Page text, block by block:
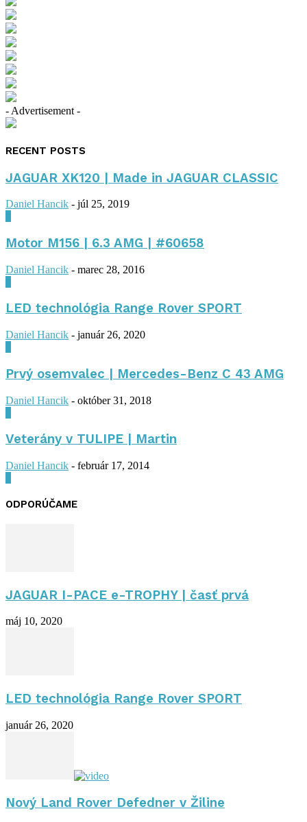
- Advertisement -
RECENT POSTS
JAGUAR XK120 | Made in JAGUAR CLASSIC
Daniel Hancik - júl 25, 2019
Motor M156 | 6.3 AMG | #60658
Daniel Hancik - marec 28, 2016
LED technológia Range Rover SPORT
Daniel Hancik - január 26, 2020
Prvý osemvalec | Mercedes-Benz C 43 AMG
Daniel Hancik - október 31, 2018
Veterány v TULIPE | Martin
Daniel Hancik - február 17, 2014
ODPORÚČAME
JAGUAR I-PACE e-TROPHY | časť prvá
máj 10, 2020
LED technológia Range Rover SPORT
január 26, 2020
Nový Land Rover Defedner v Žiline